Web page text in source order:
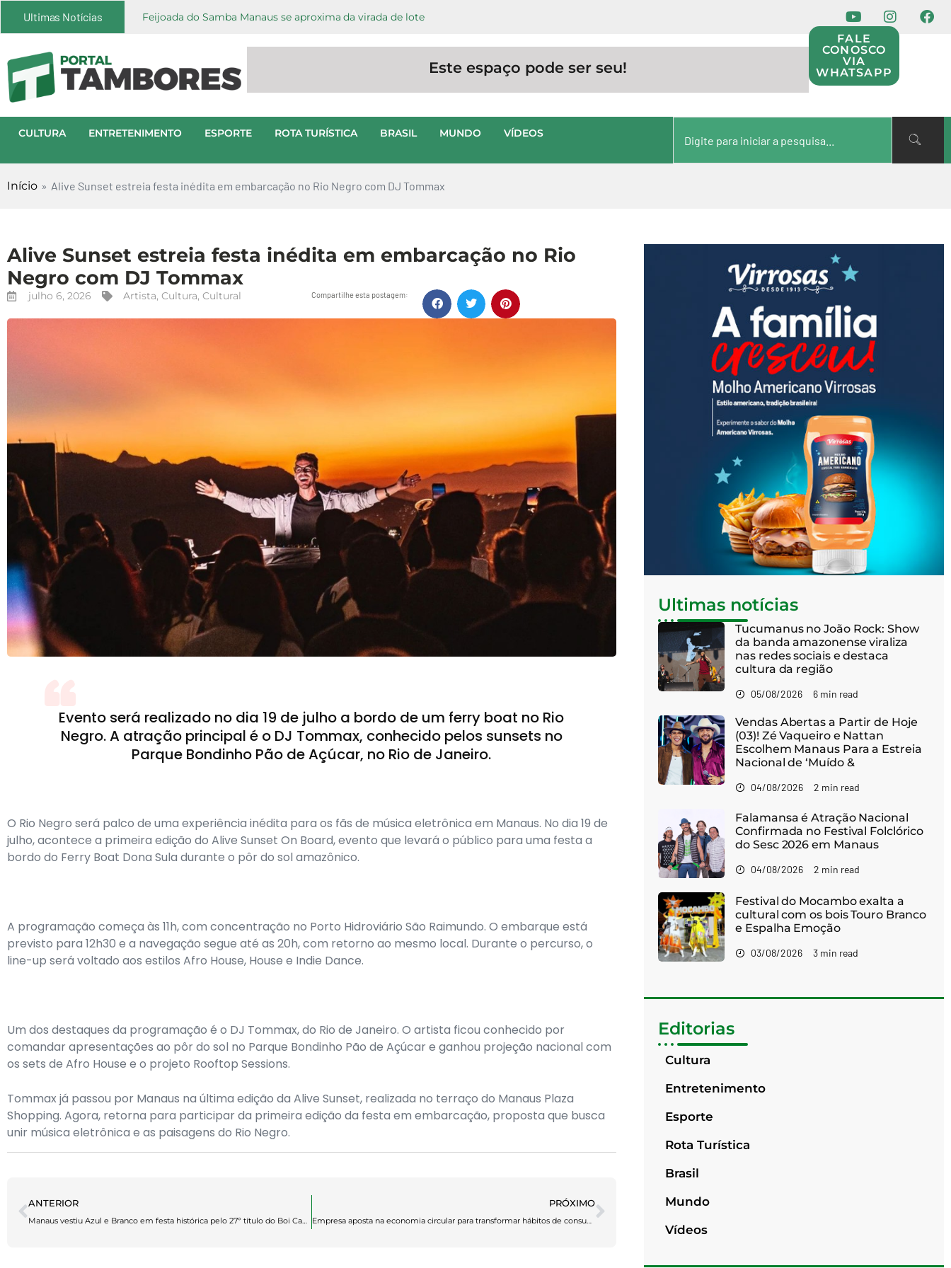
Ultimas Notícias Feijoada do Samba Manaus se aproxima da virada de lote
Este espaço pode ser seu!
FALE
CONOSCO
VIA
WHATSAPP
CULTURA ENTRETENIMENTO ESPORTE ROTA TURÍSTICA BRASIL MUNDO VÍDEOS
Início » Alive Sunset estreia festa inédita em embarcação no Rio Negro com DJ Tommax
Alive Sunset estreia festa inédita em embarcação no Rio
Negro com DJ Tommax
julho 6, 2026 Artista, Cultura, Cultural Compartilhe esta postagem:
Evento será realizado no dia 19 de julho a bordo de um ferry boat no Rio
Negro. A atração principal é o DJ Tommax, conhecido pelos sunsets no
Parque Bondinho Pão de Açúcar, no Rio de Janeiro.
O Rio Negro será palco de uma experiência inédita para os fãs de música eletrônica em Manaus. No dia 19 de
julho, acontece a primeira edição do Alive Sunset On Board, evento que levará o público para uma festa a
bordo do Ferry Boat Dona Sula durante o pôr do sol amazônico.
A programação começa às 11h, com concentração no Porto Hidroviário São Raimundo. O embarque está
previsto para 12h30 e a navegação segue até as 20h, com retorno ao mesmo local. Durante o percurso, o
line-up será voltado aos estilos Afro House, House e Indie Dance.
Um dos destaques da programação é o DJ Tommax, do Rio de Janeiro. O artista ficou conhecido por
comandar apresentações ao pôr do sol no Parque Bondinho Pão de Açúcar e ganhou projeção nacional com
os sets de Afro House e o projeto Rooftop Sessions.
Tommax já passou por Manaus na última edição da Alive Sunset, realizada no terraço do Manaus Plaza
Shopping. Agora, retorna para participar da primeira edição da festa em embarcação, proposta que busca
unir música eletrônica e as paisagens do Rio Negro.
ANTERIOR
Manaus vestiu Azul e Branco em festa histórica pelo 27º título do Boi Caprichoso
PRÓXIMO
Empresa aposta na economia circular para transformar hábitos de consumo em Manaus
Ultimas notícias
Tucumanus no João Rock: Show
da banda amazonense viraliza
nas redes sociais e destaca
cultura da região
05/08/2026 6 min read
Vendas Abertas a Partir de Hoje
(03)! Zé Vaqueiro e Nattan
Escolhem Manaus Para a Estreia
Nacional de ‘Muído &
04/08/2026 2 min read
Falamansa é Atração Nacional
Confirmada no Festival Folclórico
do Sesc 2026 em Manaus
04/08/2026 2 min read
Festival do Mocambo exalta a
cultural com os bois Touro Branco
e Espalha Emoção
03/08/2026 3 min read
Editorias
Cultura
Entretenimento
Esporte
Rota Turística
Brasil
Mundo
Vídeos